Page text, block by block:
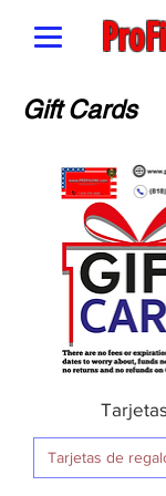
Gift Cards